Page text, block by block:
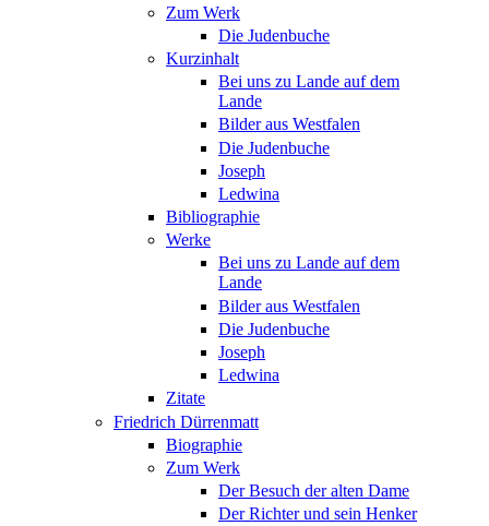
Zum Werk
Die Judenbuche
Kurzinhalt
Bei uns zu Lande auf dem
Lande
Bilder aus Westfalen
Die Judenbuche
Joseph
Ledwina
Bibliographie
Werke
Bei uns zu Lande auf dem
Lande
Bilder aus Westfalen
Die Judenbuche
Joseph
Ledwina
Zitate
Friedrich Dürrenmatt
Biographie
Zum Werk
Der Besuch der alten Dame
Der Richter und sein Henker